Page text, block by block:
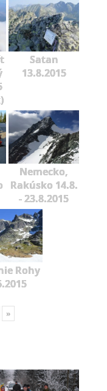
Satan
13.8.2015
Nemecko,
Rakúsko 14.8.
- 23.8.2015
Rohy
»